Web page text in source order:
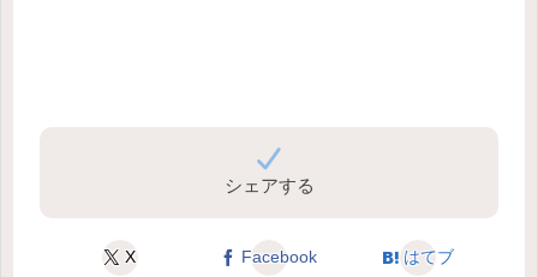
シェアする
X Facebook はてブ